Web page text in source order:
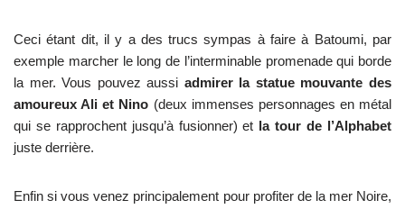
Ceci étant dit, il y a des trucs sympas à faire à Batoumi, par
exemple marcher le long de l’interminable promenade qui borde
la mer. Vous pouvez aussi admirer la statue mouvante des
amoureux Ali et Nino (deux immenses personnages en métal
qui se rapprochent jusqu’à fusionner) et la tour de l’Alphabet
juste derrière.
Enfin si vous venez principalement pour profiter de la mer Noire,